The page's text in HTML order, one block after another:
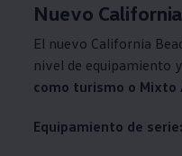
Nuevo
El nuevo California
nivel de equipamiento
como turismo o Mixto
Equipamiento de serie: